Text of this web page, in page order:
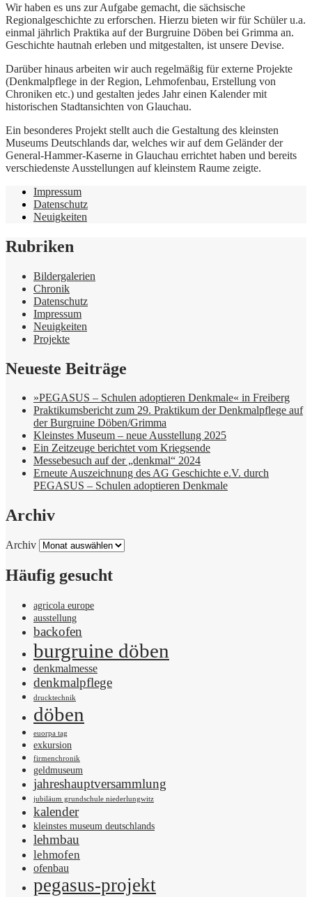
Wir haben es uns zur Aufgabe gemacht, die sächsische
Regionalgeschichte zu erforschen. Hierzu bieten wir für Schüler u.a.
einmal jährlich Praktika auf der Burgruine Döben bei Grimma an.
Geschichte hautnah erleben und mitgestalten, ist unsere Devise.
Darüber hinaus arbeiten wir auch regelmäßig für externe Projekte
(Denkmalpflege in der Region, Lehmofenbau, Erstellung von
Chroniken etc.) und gestalten jedes Jahr einen Kalender mit
historischen Stadtansichten von Glauchau.
Ein besonderes Projekt stellt auch die Gestaltung des kleinsten
Museums Deutschlands dar, welches wir auf dem Geländer der
General-Hammer-Kaserne in Glauchau errichtet haben und bereits
verschiedenste Ausstellungen auf kleinstem Raume zeigte.
Impressum
Datenschutz
Neuigkeiten
Rubriken
Bildergalerien
Chronik
Datenschutz
Impressum
Neuigkeiten
Projekte
Neueste Beiträge
»PEGASUS – Schulen adoptieren Denkmale« in Freiberg
Praktikumsbericht zum 29. Praktikum der Denkmalpflege auf
der Burgruine Döben/Grimma
Kleinstes Museum – neue Ausstellung 2025
Ein Zeitzeuge berichtet vom Kriegsende
Messebesuch auf der „denkmal“ 2024
Erneute Auszeichnung des AG Geschichte e.V. durch
PEGASUS – Schulen adoptieren Denkmale
Archiv
Archiv
Häufig gesucht
agricola europe
ausstellung
backofen
burgruine döben
denkmalmesse
denkmalpflege
drucktechnik
döben
euorpa tag
exkursion
firmenchronik
geldmuseum
jahreshauptversammlung
jubiläum grundschule niederlungwitz
kalender
kleinstes museum deutschlands
lehmbau
lehmofen
ofenbau
pegasus-projekt